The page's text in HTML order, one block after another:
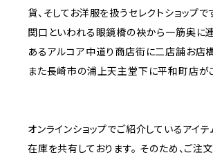
貨、そしてお洋服を扱うセレクトショップで
関口といわれる眼鏡橋の袂から一筋奥に
あるアルコア中道り商店街に二店舗お店構
また長崎市の浦上天主堂下に平和町店が
オンラインショップでご紹介しているアイ
在庫を共有しております。 そのため、ご注